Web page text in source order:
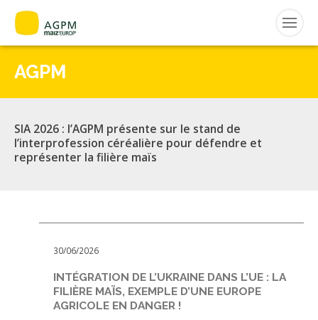
MAIZ’EUROP’
AGPM MAÏS DOUX
AGPM MAÏS SEMENCE
AGPM
SIA 2026 : l’AGPM présente sur le stand de
l’interprofession céréalière pour défendre et
représenter la filière maïs
30/06/2026
INTÉGRATION DE L’UKRAINE DANS L’UE : LA
FILIÈRE MAÏS, EXEMPLE D’UNE EUROPE
AGRICOLE EN DANGER !